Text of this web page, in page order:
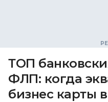
ТОП
ФЛП: когда
бизнес карты